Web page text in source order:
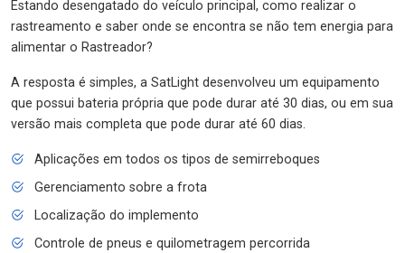
Estando desengatado do veículo principal, como realizar o
rastreamento e saber onde se encontra se não tem energia para
alimentar o Rastreador?
A resposta é simples, a SatLight desenvolveu um equipamento
que possui bateria própria que pode durar até 30 dias, ou em sua
versão mais completa que pode durar até 60 dias.
Aplicações em todos os tipos de semirreboques
Gerenciamento sobre a frota
Localização do implemento
Controle de pneus e quilometragem percorrida